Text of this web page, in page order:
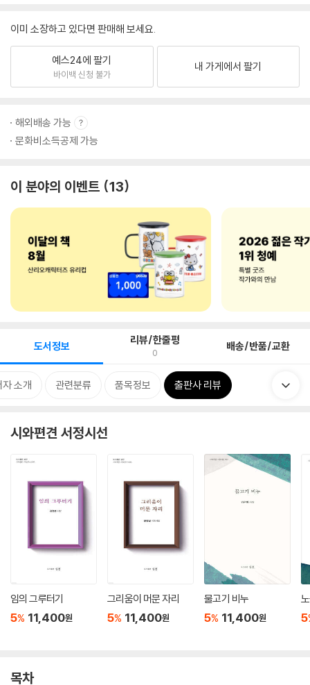
이미 소장하고 있다면 판매해 보세요.
예스24에 팔기
바이백 신청 불가
내 가게에서 팔기
해외배송 가능
문화비소득공제 가능
이 분야의 이벤트 13
도서정보 리뷰/한줄평
0 배송/반품/교환
자 소개 관련분류 품목정보 출판사 리뷰
시와편견 서정시선
임의 그루터기
5% 11,400원
그리움이 머문 자리
5% 11,400원
물고기 비누
5% 11,400원 5
목차